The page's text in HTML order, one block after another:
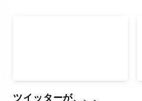
ツイッターが、、、